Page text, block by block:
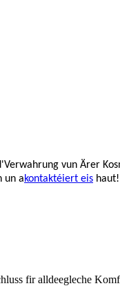
vun Ärer
un akontaktéiert eis haut!
fir alldeegleche